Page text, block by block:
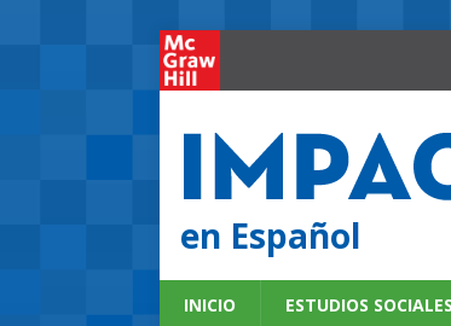
en Español
INICIO ESTUDIOS SOCIALES